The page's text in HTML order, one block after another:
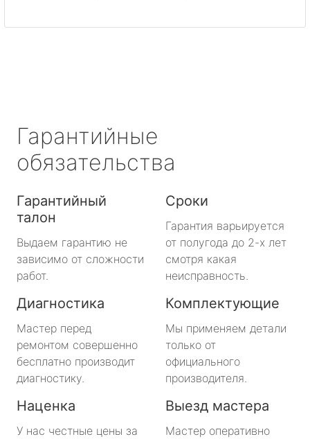
Гарантийные
обязательства
Гарантийный
талон
Выдаем гарантию не
зависимо от сложности
работ.
Сроки
Гарантия варьируется
от полугода до 2-х лет
смотря какая
неисправность.
Диагностика
Мастер перед
ремонтом совершенно
бесплатно производит
диагностику.
Комплектующие
Мы применяем детали
только от
официального
производителя.
Наценка
У нас честные цены за
Выезд мастера
Мастер оперативно